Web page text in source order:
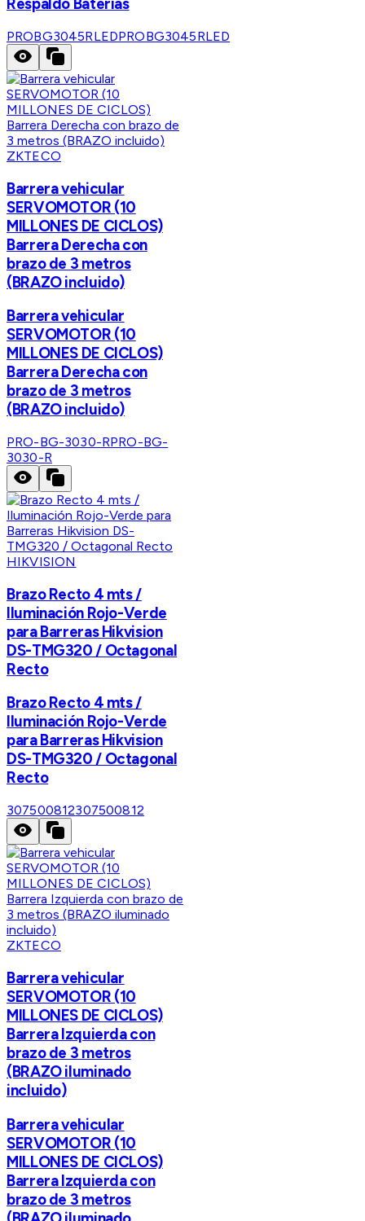
PROBG3045RLEDPROBG3045RLED
ZKTECO
Barrera vehicular
SERVOMOTOR (10
MILLONES DE CICLOS)
Barrera Derecha con
brazo de 3 metros
(BRAZO incluido)
Barrera vehicular
SERVOMOTOR (10
MILLONES DE CICLOS)
Barrera Derecha con
brazo de 3 metros
(BRAZO incluido)
PRO-BG-3030-RPRO-BG-
3030-R
HIKVISION
Brazo Recto 4 mts /
Iluminación Rojo-Verde
para Barreras Hikvision
DS-TMG320 / Octagonal
Recto
Brazo Recto 4 mts /
Iluminación Rojo-Verde
para Barreras Hikvision
DS-TMG320 / Octagonal
Recto
307500812307500812
ZKTECO
Barrera vehicular
SERVOMOTOR (10
MILLONES DE CICLOS)
Barrera Izquierda con
brazo de 3 metros
(BRAZO iluminado
incluido)
Barrera vehicular
SERVOMOTOR (10
MILLONES DE CICLOS)
Barrera Izquierda con
brazo de 3 metros